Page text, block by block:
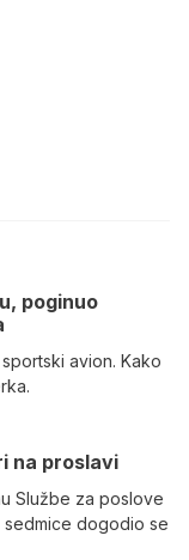
poginuo
avion. Kako
na proslavi
Službe za poslove
sedmice dogodio se